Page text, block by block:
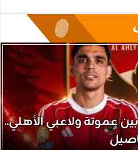
عموتة ولاعبي الأهلي..